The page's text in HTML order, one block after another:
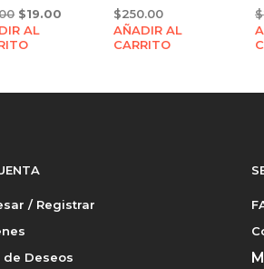
Original
price
was:
$19.00
AL
$250.00
AÑADIR AL
CARRITO
$
/ Registrar
de Deseos